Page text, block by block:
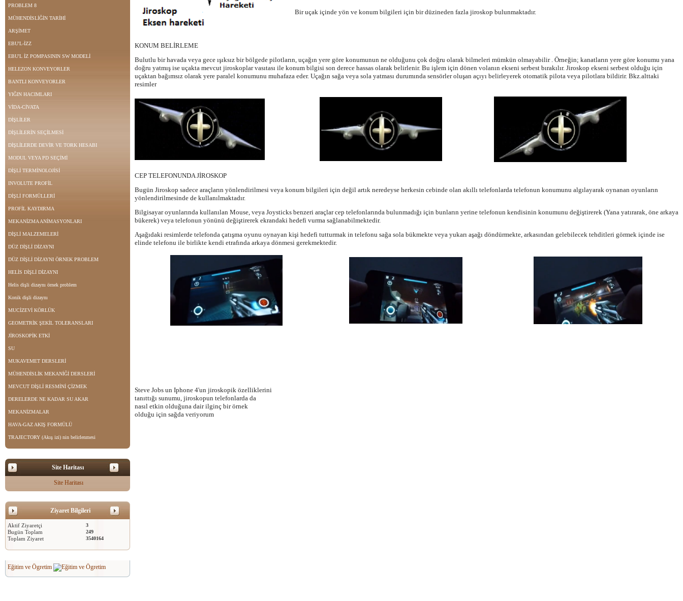
PROBLEM 8
MÜHENDİSLİĞİN TARİHİ
ARŞİMET
EBU'L-İZZ
EBU'L İZ POMPASININ SW MODELİ
HELEZON KONVEYORLER
BANTLI KONVEYORLER
YIĞIN HACIMLARI
VİDA-CİVATA
DİŞLİLER
DİŞLİLERİN SEÇİLMESİ
DİŞLİLERDE DEVİR VE TORK HESABI
MODUL VEYA PD SEÇİMİ
DİŞLİ TERMİNOLOJİSİ
INVOLUTE PROFİL
DİŞLİ FORMÜLLERİ
PROFİL KAYDIRMA
MEKANİZMA ANİMASYONLARI
DİŞLİ MALZEMELERİ
DÜZ DİŞLİ DİZAYNI
DÜZ DİŞLİ DİZAYNI ÖRNEK PROBLEM
HELİS DİŞLİ DİZAYNI
Helis dişli dizaynı örnek problem
Konik dişli dizaynı
MUCİZEVİ KÖRLÜK
GEOMETRİK ŞEKİL TOLERANSLARI
JİROSKOPİK ETKİ
SU
MUKAVEMET DERSLERİ
MÜHENDİSLİK MEKANİĞİ DERSLERİ
MEVCUT DİŞLİ RESMİNİ ÇİZMEK
DERELERDE NE KADAR SU AKAR
MEKANİZMALAR
HAVA-GAZ AKIŞ FORMÜLÜ
TRAJECTORY (Akış izi) nin belirlenmesi
Site Haritası
Site Haritası
Ziyaret Bilgileri
Aktif Ziyaretçi 3
Bugün Toplam 249
Toplam Ziyaret 3540164
Eğitim ve Ögretim
Bir uçak içinde yön ve konum bilgileri için bir düzineden fazla jiroskop bulunmaktadır.
KONUM BELİRLEME
Bulutlu bir havada veya gece ışıksız bir bölgede pilotların, uçağın yere göre konumunun ne olduğunu çok doğru olarak bilmeleri mümkün olmayabilir . Örneğin; kanatların yere göre konumu yana
doğru yatmış ise uçakta mevcut jiroskoplar vasıtası ile konum bilgisi son derece hassas olarak belirlenir. Bu işlem için dönen volanın ekseni serbest bırakılır. Jiroskop ekseni serbest olduğu için
uçaktan bağımsız olarak yere paralel konumunu muhafaza eder. Uçağın sağa veya sola yatması durumında sensörler oluşan açıyı belirleyerek otomatik pilota veya pilotlara bildirir. Bkz.alttaki
resimler
CEP TELEFONUNDA JİROSKOP
Bugün Jiroskop sadece araçların yönlendirilmesi veya konum bilgileri için değil artık neredeyse herkesin cebinde olan akıllı telefonlarda telefonun konumunu algılayarak oynanan oyunların
yönlendirilmesinde de kullanılmaktadır.
Bilgisayar oyunlarında kullanılan Mouse, veya Joysticks benzeri araçlar cep telefonlarında bulunmadığı için bunların yerine telefonun kendisinin konumunu değiştirerek (Yana yatırarak, öne arkaya
bükerek) veya telefonun yönünü değiştirerek ekrandaki hedefi vurma sağlanabilmektedir.
Aşağıdaki resimlerde telefonda çatışma oyunu oynayan kişi hedefi tutturmak in telefonu sağa sola bükmekte veya yukarı aşağı döndürmekte, arkasından gelebilecek tehditleri görmek içinde ise
elinde telefonu ile birlikte kendi etrafında arkaya dönmesi gerekmektedir.
Steve Jobs un Iphone 4'un jiroskopik özelliklerini
tanıttığı sunumu, jiroskopun telefonlarda da
nasıl etkin olduğuna dair ilginç bir örnek
olduğu için sağda veriyorum